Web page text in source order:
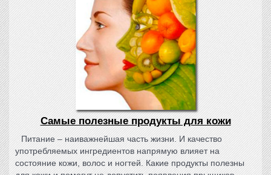
Самые полезные продукты для кожи
Питание – наиважнейшая часть жизни. И качество
употребляемых ингредиентов напрямую влияет на
состояние кожи, волос и ногтей. Какие продукты полезны